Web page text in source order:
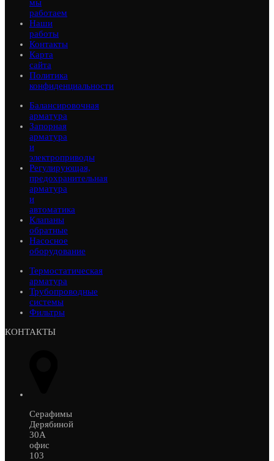
мы
работаем
Наши
работы
Контакты
Карта
сайта
Политика
конфиденциальности
Балансировочная
арматура
Запорная
арматура
и
электроприводы
Регулирующая,
предохранительная
арматура
и
автоматика
Клапаны
обратные
Насосное
оборудование
Термостатическая
арматура
Трубопроводные
системы
Фильтры
КОНТАКТЫ
Серафимы
Дерябиной
30А
офис
103